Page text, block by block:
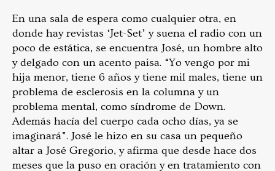
En una sala de espera como cualquier otra, en
donde hay revistas ‘Jet-Set’ y suena el radio con un
poco de estática, se encuentra José, un hombre alto
y delgado con un acento paisa. “Yo vengo por mi
hija menor, tiene 6 años y tiene mil males, tiene un
problema de esclerosis en la columna y un
problema mental, como síndrome de Down.
Además hacía del cuerpo cada ocho días, ya se
imaginará”. José le hizo en su casa un pequeño
altar a José Gregorio, y afirma que desde hace dos
meses que la puso en oración y en tratamiento con